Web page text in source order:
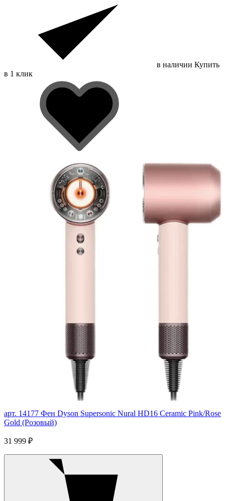
в наличии Купить
в 1 клик
арт. 14177 Фен Dyson Supersonic Nural HD16 Ceramic Pink/Rose
Gold (Розовый)
31 999 ₽